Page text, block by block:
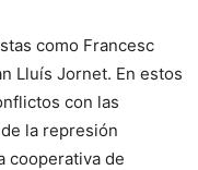
como Francesc
Lluís Jornet. En estos
con las
la represión
cooperativa de